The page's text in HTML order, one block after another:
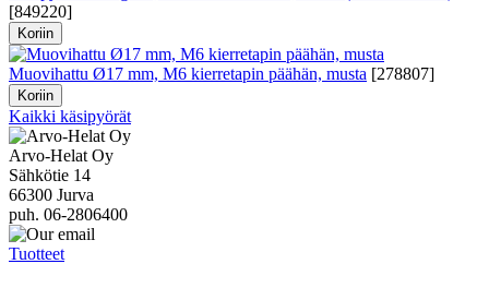
[849220]
Koriin
Muovihattu Ø17 mm, M6 kierretapin päähän, musta [278807]
Koriin
Kaikki käsipyörät
Arvo-Helat Oy
Sähkötie 14
66300 Jurva
puh. 06-2806400
Tuotteet